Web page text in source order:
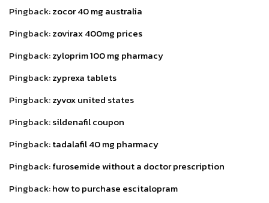
Pingback:zocor 40 mg australia
Pingback:zovirax 400mg prices
Pingback:zyloprim 100 mg pharmacy
Pingback:zyprexa tablets
Pingback:zyvox united states
Pingback:sildenafil coupon
Pingback:tadalafil 40 mg pharmacy
Pingback:furosemide without a doctor prescription
Pingback:how to purchase escitalopram